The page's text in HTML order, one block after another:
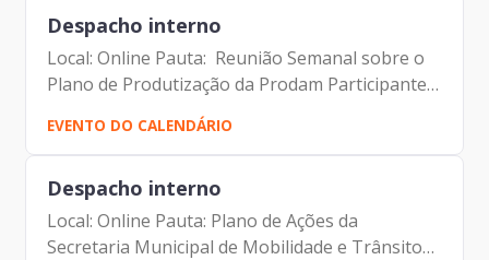
Despacho interno
Local: Online Pauta: Reunião Semanal sobre o
Plano de Produtização da Prodam Participantes:
- Francisco Forbes – Presidente | Prodam-SP -
André Tomiatto - Assessor da Presidência |
Prodam-SP -...
EVENTO DO CALENDÁRIO
Despacho interno
Local: Online Pauta: Plano de Ações da
Secretaria Municipal de Mobilidade e Trânsito